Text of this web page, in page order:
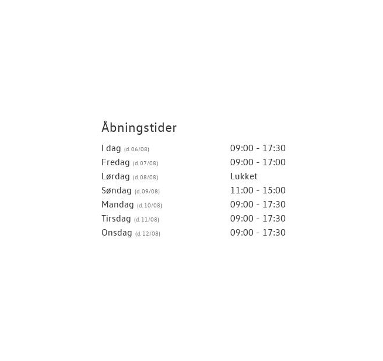
Åbningstider
I dag
09:00 - 17:30
Fredag
09:00 - 17:00
Lørdag
Lukket
Søndag
11:00 - 15:00
Mandag
09:00 - 17:30
Tirsdag
09:00 - 17:30
Onsdag
09:00 - 17:30